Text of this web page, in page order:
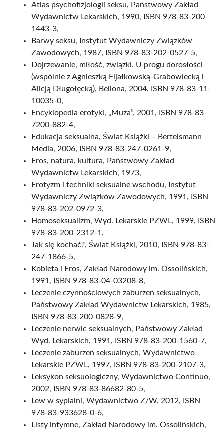
Atlas psychofizjologii seksu, Państwowy Zakład
Wydawnictw Lekarskich, 1990, ISBN 978-83-200-
1443-3,
Barwy seksu, Instytut Wydawniczy Związków
Zawodowych, 1987, ISBN 978-83-202-0527-5,
Dojrzewanie, miłość, związki. U progu dorosłości
(wspólnie z Agnieszką Fijałkowską-Grabowiecką i
Alicją Długołęcką), Bellona, 2004, ISBN 978-83-11-
10035-0,
Encyklopedia erotyki, „Muza”, 2001, ISBN 978-83-
7200-882-4,
Edukacja seksualna, Świat Książki – Bertelsmann
Media, 2006, ISBN 978-83-247-0261-9,
Eros, natura, kultura, Państwowy Zakład
Wydawnictw Lekarskich, 1973,
Erotyzm i techniki seksualne wschodu, Instytut
Wydawniczy Związków Zawodowych, 1991, ISBN
978-83-202-0972-3,
Homoseksualizm, Wyd. Lekarskie PZWL, 1999, ISBN
978-83-200-2312-1,
Jak się kochać?, Świat Książki, 2010, ISBN 978-83-
247-1866-5,
Kobieta i Eros, Zakład Narodowy im. Ossolińskich,
1991, ISBN 978-83-04-03208-8,
Leczenie czynnościowych zaburzeń seksualnych,
Państwowy Zakład Wydawnictw Lekarskich, 1985,
ISBN 978-83-200-0828-9,
Leczenie nerwic seksualnych, Państwowy Zakład
Wyd. Lekarskich, 1991, ISBN 978-83-200-1560-7,
Leczenie zaburzeń seksualnych, Wydawnictwo
Lekarskie PZWL, 1997, ISBN 978-83-200-2107-3,
Leksykon seksuologiczny, Wydawnictwo Continuo,
2002, ISBN 978-83-86682-80-5,
Lew w sypialni, Wydawnictwo Z/W, 2012, ISBN
978-83-933628-0-6,
Listy intymne, Zakład Narodowy im. Ossolińskich,